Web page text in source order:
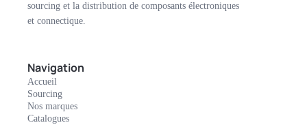
sourcing et la distribution de composants électroniques
et connectique.
Navigation
Accueil
Sourcing
Nos marques
Catalogues